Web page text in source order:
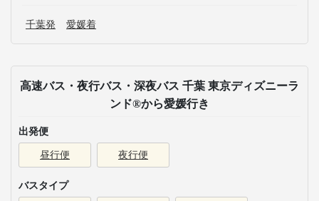
千葉発 愛媛着
高速バス・夜行バス・深夜バス 千葉 東京ディズニーラ
ンド®から愛媛行き
出発便
昼行便 夜行便
バスタイプ